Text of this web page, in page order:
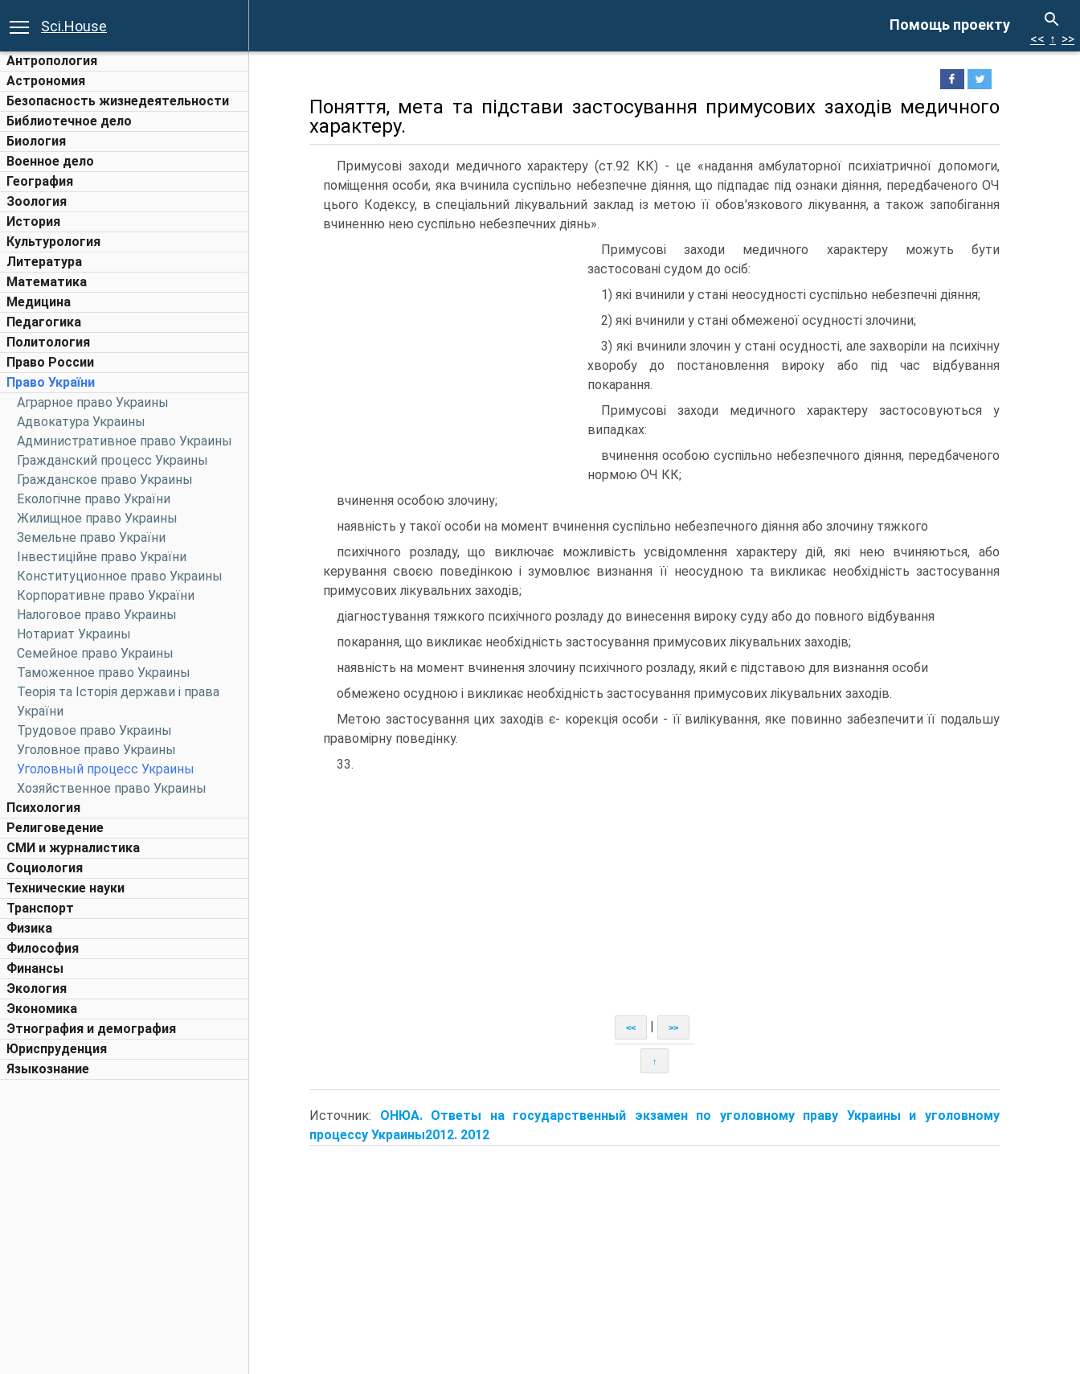
Помощь проекту
Sci.House
Антропология
Астрономия
Безопасность жизнедеятельности
Библиотечное дело
Биология
Военное дело
География
Зоология
История
Культурология
Литература
Математика
Медицина
Педагогика
Политология
Право России
Право України
Аграрное право Украины
Адвокатура Украины
Административное право Украины
Гражданский процесс Украины
Гражданское право Украины
Екологічне право України
Жилищное право Украины
Земельне право України
Інвестиційне право України
Конституционное право Украины
Корпоративне право України
Налоговое право Украины
Нотариат Украины
Семейное право Украины
Таможенное право Украины
Теорія та Історія держави і права
України
Трудовое право Украины
Уголовное право Украины
Уголовный процесс Украины
Хозяйственное право Украины
Психология
Религоведение
СМИ и журналистика
Социология
Технические науки
Транспорт
Физика
Философия
Финансы
Экология
Экономика
Этнография и демография
Юриспруденция
Языкознание
<< ↑ >>
Поняття, мета та підстави застосування примусових заходів медичного
характеру.
Примусові заходи медичного характеру (ст.92 КК) - це «надання амбулаторної психіатричної допомоги,
поміщення особи, яка вчинила суспільно небезпечне діяння, що підпадає під ознаки діяння, передбаченого ОЧ
цього Кодексу, в спеціальний лікувальний заклад із метою її обов'язкового лікування, а також запобігання
вчиненню нею суспільно небезпечних діянь».
Примусові заходи медичного характеру можуть бути
застосовані судом до осіб:
1) які вчинили у стані неосудності суспільно небезпечні діяння;
2) які вчинили у стані обмеженої осудності злочини;
3) які вчинили злочин у стані осудності, але захворіли на психічну
хворобу до постановлення вироку або під час відбування
покарання.
Примусові заходи медичного характеру застосовуються у
випадках:
вчинення особою суспільно небезпечного діяння, передбаченого
нормою ОЧ КК;
вчинення особою злочину;
наявність у такої особи на момент вчинення суспільно небезпечного діяння або злочину тяжкого
психічного розладу, що виключає можливість усвідомлення характеру дій, які нею вчиняються, або
керування своєю поведінкою і зумовлює визнання її неосудною та викликає необхідність застосування
примусових лікувальних заходів;
діагностування тяжкого психічного розладу до винесення вироку суду або до повного відбування
покарання, що викликає необхідність застосування примусових лікувальних заходів;
наявність на момент вчинення злочину психічного розладу, який є підставою для визнання особи
обмежено осудною і викликає необхідність застосування примусових лікувальних заходів.
Метою застосування цих заходів є- корекція особи - її вилікування, яке повинно забезпечити її подальшу
правомірну поведінку.
33.
<< >>
↑
Источник: ОНЮА. Ответы на государственный экзамен по уголовному праву Украины и уголовному
процессу Украины2012. 2012